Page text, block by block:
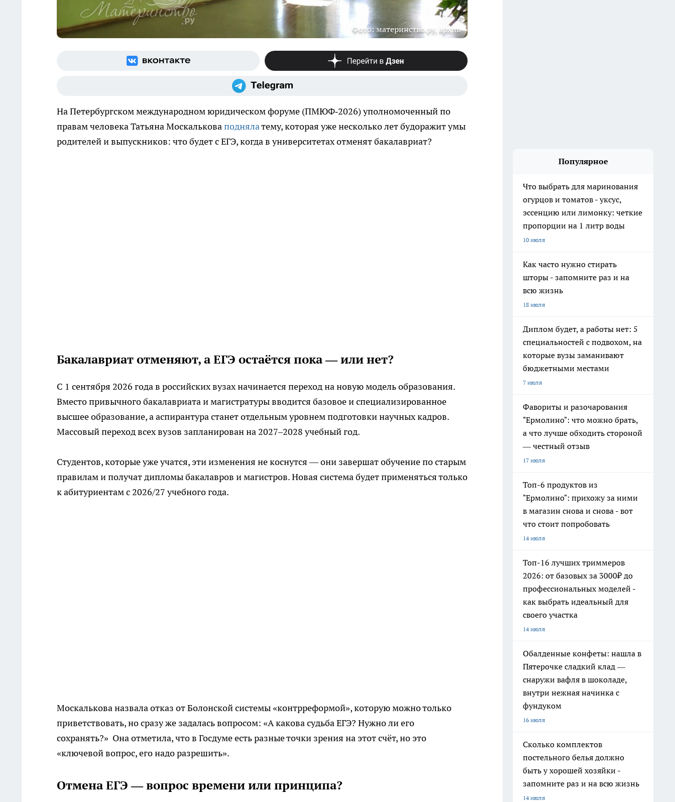
Фото: материнство.ру, архив
На Петербургском международном юридическом форуме (ПМЮФ‑2026) уполномоченный по
правам человека Татьяна Москальковаподнялатему, которая уже несколько лет будоражит умы
родителей и выпускников: что будет с ЕГЭ, когда в университетах отменят бакалавриат?
Бакалавриат отменяют, а ЕГЭ остаётся пока — или нет?
С 1 сентября 2026 года в российских вузах начинается переход на новую модель образования.
Вместо привычного бакалавриата и магистратуры вводится базовое и специализированное
высшее образование, а аспирантура станет отдельным уровнем подготовки научных кадров.
Массовый переход всех вузов запланирован на 2027–2028 учебный год.
Студентов, которые уже учатся, эти изменения не коснутся — они завершат обучение по старым
правилам и получат дипломы бакалавров и магистров. Новая система будет применяться только
к абитуриентам с 2026/27 учебного года.
Москалькова назвала отказ от Болонской системы «контрреформой», которую можно только
приветствовать, но сразу же задалась вопросом: «А какова судьба ЕГЭ? Нужно ли его
сохранять?» Она отметила, что в Госдуме есть разные точки зрения на этот счёт, но это
«ключевой вопрос, его надо разрешить».
Отмена ЕГЭ — вопрос времени или принципа?
Популярное
Что выбрать для маринования
огурцов и томатов - уксус,
эссенцию или лимонку: четкие
пропорции на 1 литр воды
10 июля
Как часто нужно стирать
шторы - запомните раз и на
всю жизнь
18 июля
Диплом будет, а работы нет: 5
специальностей с подвохом, на
которые вузы заманивают
бюджетными местами
7 июля
Фавориты и разочарования
"Ермолино": что можно брать,
а что лучше обходить стороной
— честный отзыв
17 июля
Топ-6 продуктов из
"Ермолино": прихожу за ними
в магазин снова и снова - вот
что стоит попробовать
14 июля
Топ-16 лучших триммеров
2026: от базовых за 3000₽ до
профессиональных моделей -
как выбрать идеальный для
своего участка
14 июля
Обалденные конфеты: нашла в
Пятерочке сладкий клад —
снаружи вафля в шоколаде,
внутри нежная начинка с
фундуком
16 июля
Сколько комплектов
постельного белья должно
быть у хорошей хозяйки -
запомните раз и на всю жизнь
14 июля